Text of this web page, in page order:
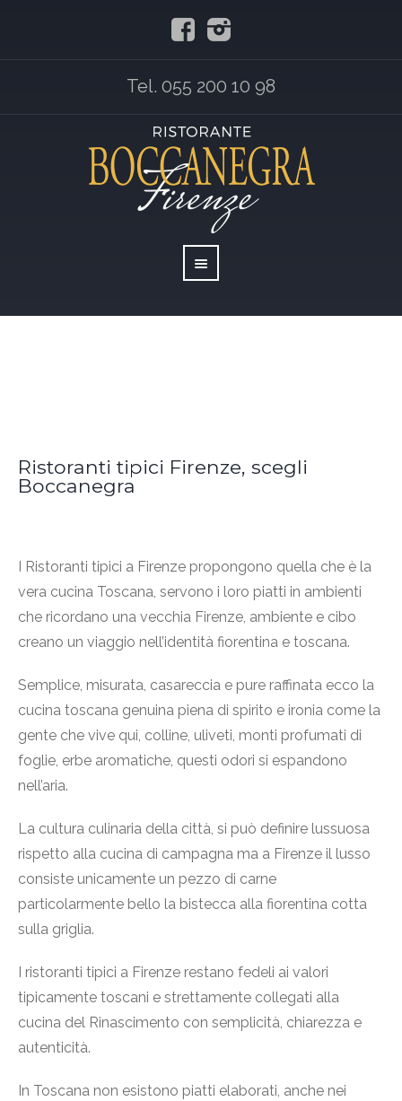
Tel. 055 200 10 98
Ristoranti tipici Firenze, scegli
Boccanegra
I Ristoranti tipici a Firenze propongono quella che è la
vera cucina Toscana, servono i loro piatti in ambienti
che ricordano una vecchia Firenze, ambiente e cibo
creano un viaggio nell’identità fiorentina e toscana.
Semplice, misurata, casareccia e pure raffinata ecco la
cucina toscana genuina piena di spirito e ironia come la
gente che vive qui, colline, uliveti, monti profumati di
foglie, erbe aromatiche, questi odori si espandono
nell’aria.
La cultura culinaria della città, si può definire lussuosa
rispetto alla cucina di campagna ma a Firenze il lusso
consiste unicamente un pezzo di carne
particolarmente bello la bistecca alla fiorentina cotta
sulla griglia.
I ristoranti tipici a Firenze restano fedeli ai valori
tipicamente toscani e strettamente collegati alla
cucina del Rinascimento con semplicità, chiarezza e
autenticità.
In Toscana non esistono piatti elaborati, anche nei